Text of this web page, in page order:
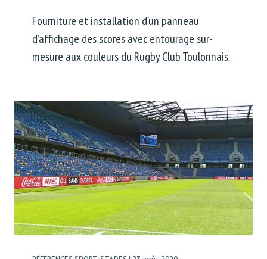
Fourniture et installation d’un panneau
d’affichage des scores avec entourage sur-
mesure aux couleurs du Rugby Club Toulonnais.